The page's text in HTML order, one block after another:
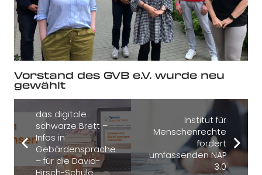
Vorstand des GVB e.V. wurde neu
gewählt
das digitale
schwarze Brett –
Infos in
Gebärdensprache
– für die David-
Institut für
Menschenrechte
fordert
umfassenden NAP
3.0